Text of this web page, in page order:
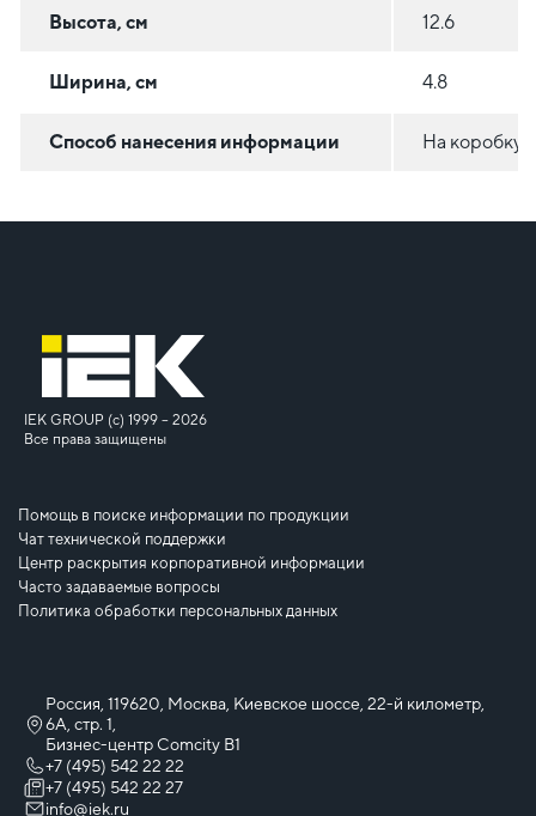
Высота, см 12.6
Ширина, см 4.8
Способ нанесения информации На коробку
IEK GROUP (c) 1999 – 2026
Все права защищены
Помощь в поиске информации по продукции
Чат технической поддержки
Центр раскрытия корпоративной информации
Часто задаваемые вопросы
Политика обработки персональных данных
Россия, 119620, Москва, Киевское шоссе, 22-й километр,
6А, стр. 1,
Бизнес-центр Comcity B1
+7 (495) 542 22 22
+7 (495) 542 22 27
info@iek.ru